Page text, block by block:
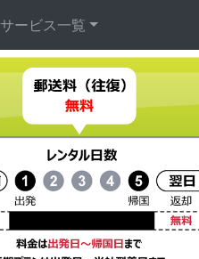
サービス一覧